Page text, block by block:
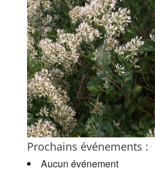
Prochains événements :
Aucun événement